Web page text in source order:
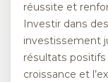
réussite et
Investir dans
investissement
résultats
croissance et